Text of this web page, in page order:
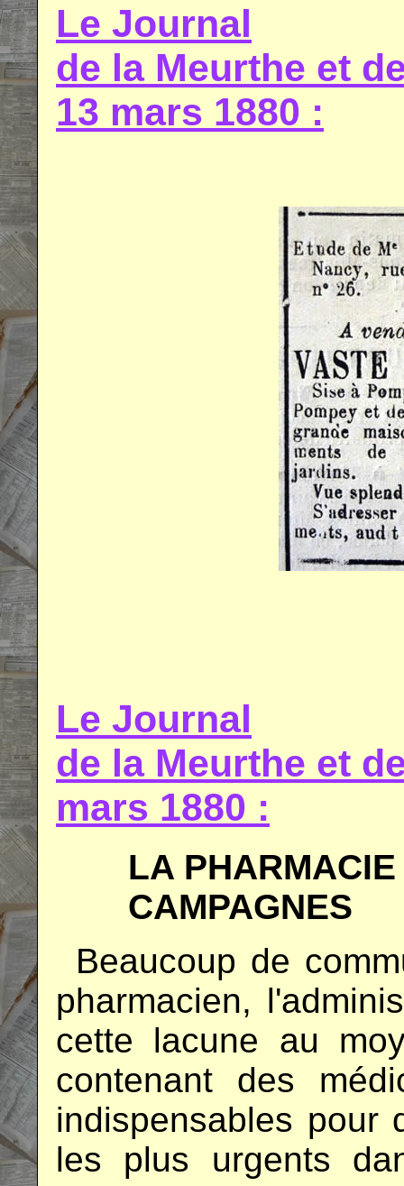
Le Journal
de la Meurthe et
13 mars 1880 :
Le Journal
de la Meurthe et
mars 1880 :
LA
CAMPAGNES
Beaucoup de
pharmacien,
cette lacune au
contenant des
indispensables pour
les plus urgents